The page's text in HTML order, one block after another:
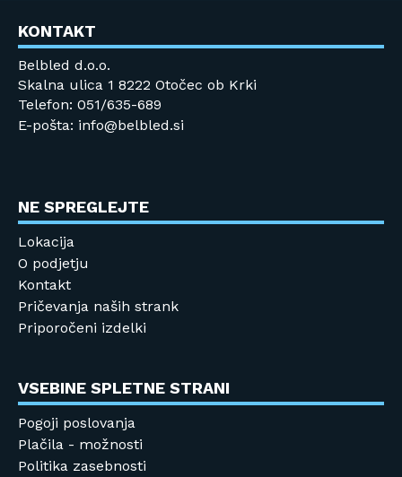
KONTAKT
Belbled d.o.o.
Skalna ulica 1 8222 Otočec ob Krki
Telefon: 051/635-689
E-pošta: info@belbled.si
NE SPREGLEJTE
Lokacija
O podjetju
Kontakt
Pričevanja naših strank
Priporočeni izdelki
VSEBINE SPLETNE STRANI
Pogoji poslovanja
Plačila - možnosti
Politika zasebnosti